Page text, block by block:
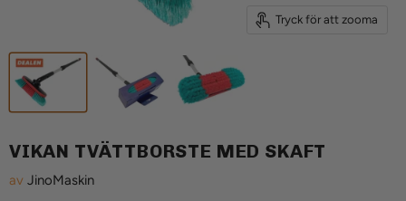
Tryck för att zooma
VIKAN TVÄTTBORSTE MED SKAFT
av JinoMaskin